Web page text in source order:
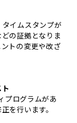
イムスタンプが
の証拠となりま
トの変更や改ざ
プログラムがあ
を行います。